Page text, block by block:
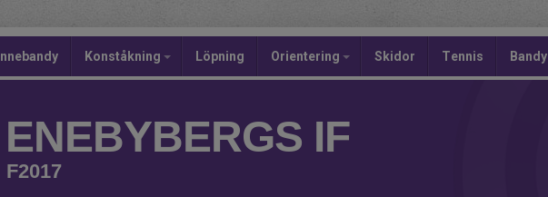
Innebandy Konståkning Löpning Orientering Skidor Tennis Bandy
ENEBYBERGS IF
F2017